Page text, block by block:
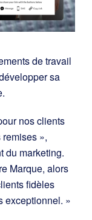
de travail
sa
nos clients
»,
du marketing.
Marque, alors
fidèles
exceptionnel. »